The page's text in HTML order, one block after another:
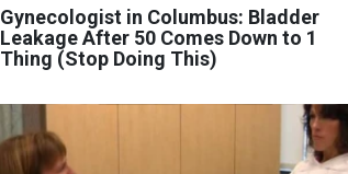
Gynecologist in Columbus: Bladder
Leakage After 50 Comes Down to 1
Thing (Stop Doing This)